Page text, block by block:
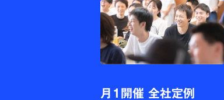
月1開催 全社定例